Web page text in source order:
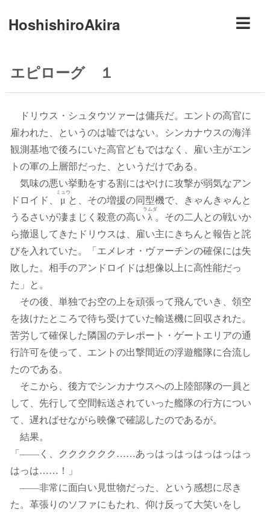
HoshishiroAkira
エピローグ １
ドリウス・シュタウツァーは傭兵だ。エントの高官に
雇われた、というのは嘘ではない。シンカナウスの海洋
観測基地で後ろにいた高官どもではなく、雇い主がエン
トの軍の上層部だった、というだけである。
気味の悪い挙動をする割にはやけに攻撃が弱気なアン
ドロイド、
μ
ミュウ
と、その増援の同型機で、きゃんきゃんと
うるさいが凄まじく殺意の高い λ
ラムダ
。その二人との戦いか
ら撤退してきたドリウスは、雇い主にきちんと報告と詫
びを入れていた。「エメレオ・ヴァーチンの確保には失
敗した。相手のアンドロイドは想像以上に高性能だっ
た」と。
その後、単独でお空の上を頑張って飛んでいき、領空
を抜けたところで待ち受けていた輸送機に回収された。
苦労して確保した隣国のテレポート・ゲートエリアの通
行許可を使って、エントの出撃間近の浮遊艦隊に合流し
たのである。
そこから、後方でシンカナウスへの上陸部隊の一員と
して、先行して空間転送されていった艦隊の行方につい
て、遅ればせながら映像で確認したのであるが。
結果。
「――く、クククククク……あっはっはっはっはっはっ
はっは……！」
――非常に面白い見世物だった、という感想に尽き
た。革張りのソファにもたれ、仰け反って大笑いをし